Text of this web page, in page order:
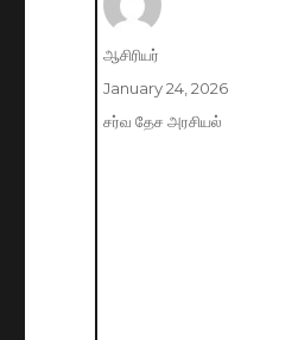
Author
ஆசிரியர்
Posted
on
January 24, 2026
Categories
சர்வ தேச அரசியல்